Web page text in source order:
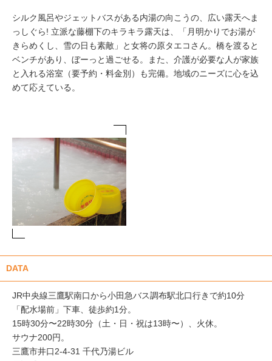
駅から探す
シルク風呂やジェットバスがある内湯の向こうの、広い露天へま
っしぐら! 立派な藤棚下のキラキラ露天は、「月明かりでお湯が
きらめくし、雪の日も素敵」と女将の原タエコさん。橋を渡ると
ベンチがあり、ぼーっと過ごせる。また、介護が必要な人が家族
と入れる浴室（要予約・料金別）も完備。地域のニーズに心を込
めて応えている。
DATA
JR中央線三鷹駅南口から小田急バス調布駅北口行きで約10分
「配水場前」下車、徒歩約1分。
15時30分〜22時30分（土・日・祝は13時〜）、火休。
サウナ200円。
三鷹市井口2-4-31 千代乃湯ビル